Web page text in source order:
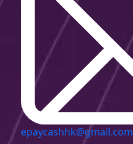
epaycashhk@gmail.com